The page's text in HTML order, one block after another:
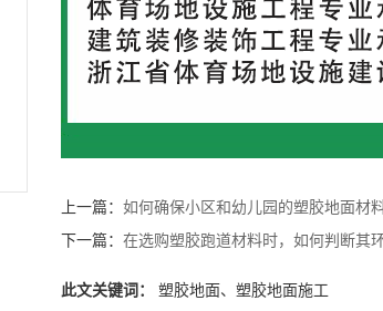
上一篇： 如何确保小区和幼儿园的塑胶地面材
下一篇： 在选购塑胶跑道材料时，如何判断其
此文关键词： 塑胶地面、塑胶地面施工